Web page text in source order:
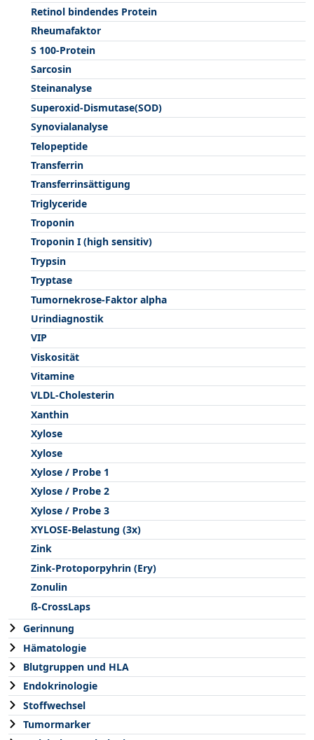
Retinol bindendes Protein
Rheumafaktor
S 100-Protein
Sarcosin
Steinanalyse
Superoxid-Dismutase(SOD)
Synovialanalyse
Telopeptide
Transferrin
Transferrinsättigung
Triglyceride
Troponin
Troponin I (high sensitiv)
Trypsin
Tryptase
Tumornekrose-Faktor alpha
Urindiagnostik
VIP
Viskosität
Vitamine
VLDL-Cholesterin
Xanthin
Xylose
Xylose
Xylose / Probe 1
Xylose / Probe 2
Xylose / Probe 3
XYLOSE-Belastung (3x)
Zink
Zink-Protoporpyhrin (Ery)
Zonulin
ß-CrossLaps
Gerinnung
Hämatologie
Blutgruppen und HLA
Endokrinologie
Stoffwechsel
Tumormarker